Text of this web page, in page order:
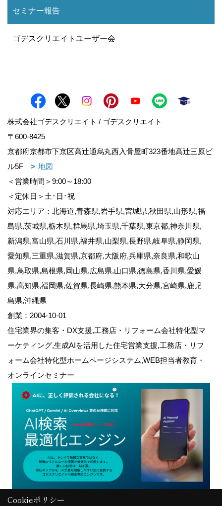
セミナー報告
ゴデスクリエイトユーザー会
株式会社ゴデスクリエイト / ゴデスクリエイト
〒600-8425
京都府京都市下京区高辻通烏丸西入骨屋町323番地高辻三原ビ
ル5F
地図
＜営業時間＞9:00～18:00
＜定休日＞土･日･祝
対応エリア：北海道,青森県,岩手県,宮城県,秋田県,山形県,福
島県,茨城県,栃木県,群馬県,埼玉県,千葉県,東京都,神奈川県,
新潟県,富山県,石川県,福井県,山梨県,長野県,岐阜県,静岡県,
愛知県,三重県,滋賀県,京都府,大阪府,兵庫県,奈良県,和歌山
県,鳥取県,島根県,岡山県,広島県,山口県,徳島県,香川県,愛媛
県,高知県,福岡県,佐賀県,長崎県,熊本県,大分県,宮崎県,鹿児
島県,沖縄県
創業：2004-10-01
住宅業界の集客・DX支援,工務店・リフォーム会社特化型マ
ーケティング,生成AIを活用した住宅営業支援,工務店・リフ
ォーム会社特化型ホームページシステム,WEB担当者教育・
オンラインセミナー
Cookieポリシー